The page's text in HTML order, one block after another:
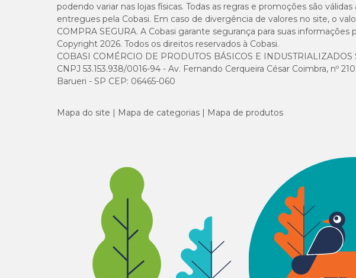
podendo variar nas lojas físicas. Todas as regras e promoções são
entregues pela Cobasi. Em caso de divergência de valores no site, o
COMPRA SEGURA. A Cobasi garante segurança para suas informações
Copyright 2026. Todos os direitos reservados à Cobasi.
COBASI COMÉRCIO DE PRODUTOS BÁSICOS E INDUSTRIALIZADOS
CNPJ 53.153.938/0016-94 - Av. Fernando Cerqueira César Coimbra, nº
Barueri - SP CEP: 06465-060
Mapa do site Mapa de categorias Mapa de produtos